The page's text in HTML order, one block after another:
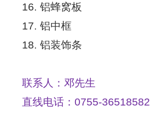
16. 铝蜂窝板
17. 铝中框
18. 铝装饰条
联系人：邓先生
直线电话：0755-36518582